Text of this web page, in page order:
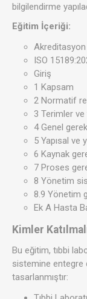
bilgilendirme
Eğitim İçeriği:
Akreditasyon
ISO
Giriş
1 Kapsam
2 Normatif
3 Terimler ve
4 Genel
5 Yapısal ve
6 Kaynak
7 Proses
8 Yönetim
8.9 Yönetim
Ek A Hasta
Kimler
Bu eğitim, tıbbi
sistemine entegre
tasarlanmıştır: